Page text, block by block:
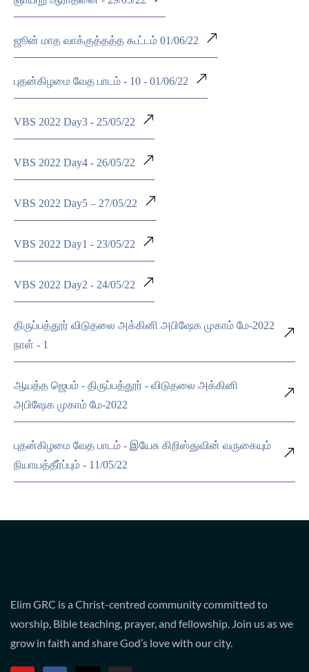
ஜூன் மாத வாக்குத்தத்த கூட்டம் 01/06/22
புதன்கிழமை வேத பாடம் - 10 - 01/06/22
VBS 2022 Day3 - 25/05/22
VBS 2022 Day4 - 26/05/22
VBS 2022 Day5 – 27/05/22
VBS 2022 Day1 - 23/05/22
VBS 2022 Day2 - 24/05/22
திருப்பத்தூர் விடுதலை அக்கினி அபிஷேக முகாம் மே-2022
நாள் - 1
ஆயத்த ஜெபம் - திருப்பத்தூர் - விடுதலை அக்கினி
அபிஷேக முகாம் மே-2022
புதன்கிழமை வேத பாடம் - இயேசு கிறிஸ்துவின் வருகையும்
நியாயத்தீர்ப்பும் - 11/05/22
Elim GRC is a Christ-centred community committed to
worship, Bible teaching, prayer, and fellowship. Join us as we
grow in faith and share God’s love with our city.